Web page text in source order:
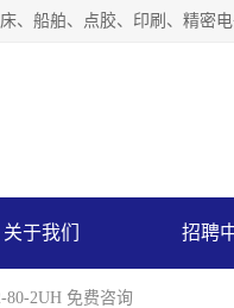
关于我们 招聘
80-2UH 免费咨询